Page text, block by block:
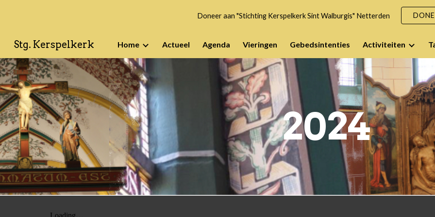
Skip to main content Skip to
Doneer aan "Stichting Kerspelkerk Sint Walburgis" Netterden
Stg. Kerspelkerk Home Actueel Agenda Vieringen Gebedsintenties Activiteiten
2024